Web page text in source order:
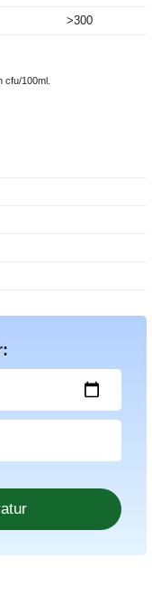
>300
cfu/100ml.